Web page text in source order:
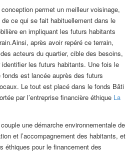
permet un meilleur voisinage,
ce qui se fait habituellement dans le
en impliquant les futurs habitants
après avoir repéré ce terrain,
acteurs du quartier, cible des besoins,
les futurs habitants. Une fois le
est lancée auprès des futurs
Le tout est placé dans le fonds Bâti
par l’entreprise financière éthique La
une démarche environnementale de
et l’accompagnement des habitants, et
éthiques pour le financement des